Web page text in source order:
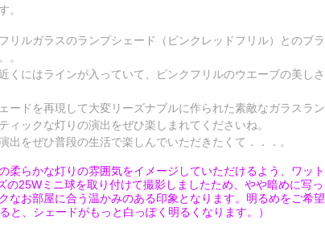
。
リルガラスのランプシェード（ピンクレッドフリル）とのブラ
。
くにはラインが入っていて、ピンクフリルのウエーブの美しさ
ードを再現して大変リーズナブルに作られた素敵なガラスラン
ィックな灯りの演出をぜひ楽しまれてくださいね。
出をぜひ普段の生活で楽しんでいただきたくて．．．。
柔らかな灯りの雰囲気をイメージしていただけるよう、ワット
の25Wミニ球を取り付けて撮影しましたため、やや暗めに写っ
なお部屋に合う温かみのある印象となります。明るめをご希望
と、シェードがもっと白っぽく明るくなります。）